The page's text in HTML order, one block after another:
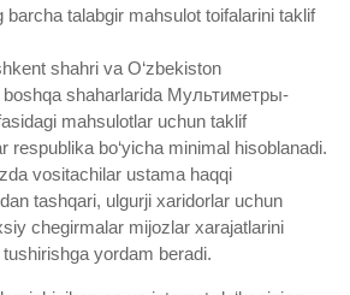
barcha talabgir mahsulot toifalarini taklif
shahri va O‘zbekiston
boshqa shaharlarida Мультиметры-
mahsulotlar uchun taklif
respublika bo‘yicha minimal hisoblanadi.
vositachilar ustama haqqi
tashqari, ulgurji xaridorlar uchun
chegirmalar mijozlar xarajatlarini
yordam beradi.